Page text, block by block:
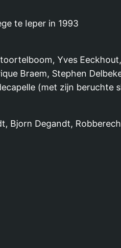
te Ieper in 1993
Yves
Braem, Stephen
(met zijn beruchte
Bjorn Degandt,